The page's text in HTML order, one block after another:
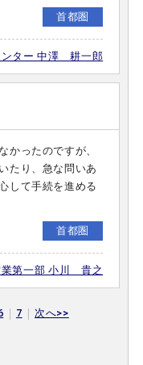
首都圏
ンター 中澤 耕一郎
かったのですが、
たり、急な問いあ
して手続を進める
首都圏
業第一部 小川 貴之
7 次へ>>